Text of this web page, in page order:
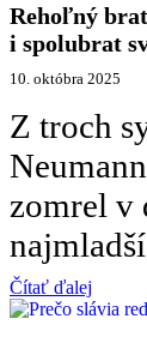
Rehoľný
i spolubrat
10. októbra 2025
Z troch
zomrel v
Čítať ďalej